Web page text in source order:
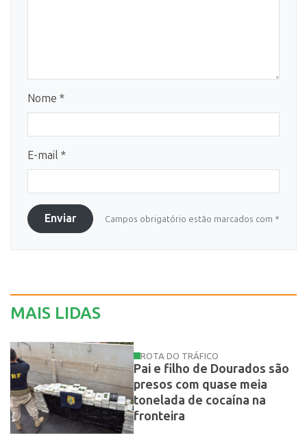
Nome *
E-mail *
Enviar Campos obrigatório estão marcados com *
MAIS LIDAS
ROTA DO TRÁFICO
Pai e filho de Dourados são
presos com quase meia
tonelada de cocaína na
fronteira